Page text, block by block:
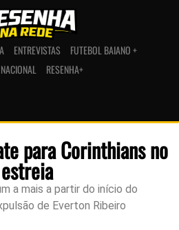
ENTREVISTAS
FUTEBOL BAIANO +
RESENHA+
para Corinthians no
a mais a partir do início do
de Everton Ribeiro